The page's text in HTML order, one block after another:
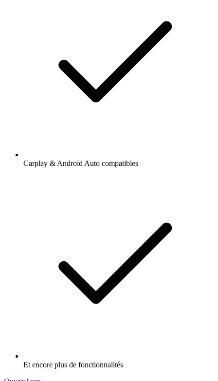
Carplay & Android Auto compatibles
Et encore plus de fonctionnalités